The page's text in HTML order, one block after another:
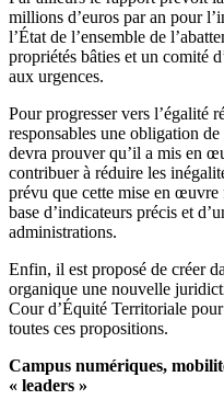
millions d’euros par an pour
l’État de l’ensemble de
propriétés bâties et un comité
aux urgences.
Pour progresser vers l’égalité
responsables une obligation
devra prouver qu’il a mis en
contribuer à réduire les
prévu que cette mise en œuvre
base d’indicateurs précis et
administrations.
Enfin, il est proposé de créer
organique une nouvelle
Cour d’Équité Territoriale
toutes ces propositions.
Campus numériques,
« leaders »